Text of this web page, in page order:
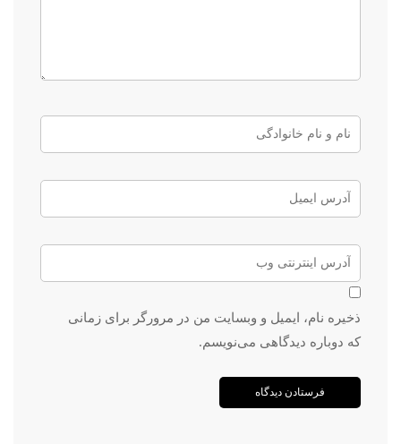
ذخیره نام، ایمیل و وبسایت من در مرورگر برای زمانی
که دوباره دیدگاهی می‌نویسم.